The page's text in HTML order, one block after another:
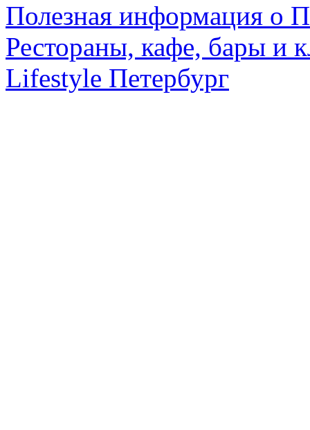
Полезная информация о
Рестораны, кафе, бары и
Lifestyle Петербург